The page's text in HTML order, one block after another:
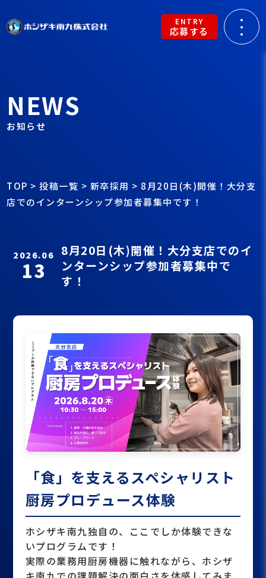
ENTRY
応募する
NEWS
お知らせ
TOP >投稿一覧 > 新卒採用 > 8月20日(木)開催！大分支
店でのインターンシップ参加者募集中です！
2026.06
13
8月20日(木)開催！大分支店でのイ
ンターンシップ参加者募集中で
す！
「食」を支えるスペシャリスト
厨房プロデュース体験
ホシザキ南九独自の、ここでしか体験できな
いプログラムです！
実際の業務用厨房機器に触れながら、ホシザ